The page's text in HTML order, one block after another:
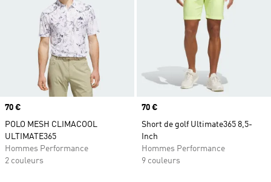
Prix
70 €
POLO MESH CLIMACOOL
ULTIMATE365
Hommes Performance
2 couleurs
Prix
70 €
Short de golf Ultimate365 8,5-
Inch
Hommes Performance
9 couleurs